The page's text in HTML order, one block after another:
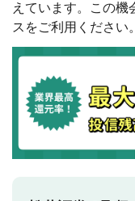
えています。この機
スをご利用ください。